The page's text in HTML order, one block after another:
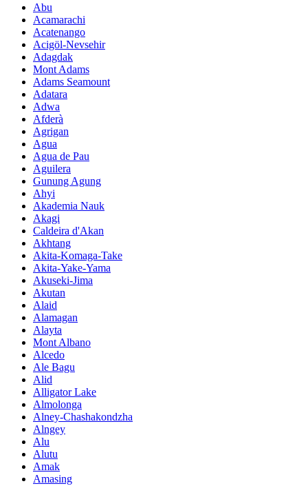
Abu
Acamarachi
Acatenango
Acigöl-Nevsehir
Adagdak
Mont Adams
Adams Seamount
Adatara
Adwa
Afderà
Agrigan
Agua
Agua de Pau
Aguilera
Gunung Agung
Ahyi
Akademia Nauk
Akagi
Caldeira d'Akan
Akhtang
Akita-Komaga-Take
Akita-Yake-Yama
Akuseki-Jima
Akutan
Alaid
Alamagan
Alayta
Mont Albano
Alcedo
Ale Bagu
Alid
Alligator Lake
Almolonga
Alney-Chashakondzha
Alngey
Alu
Alutu
Amak
Amasing